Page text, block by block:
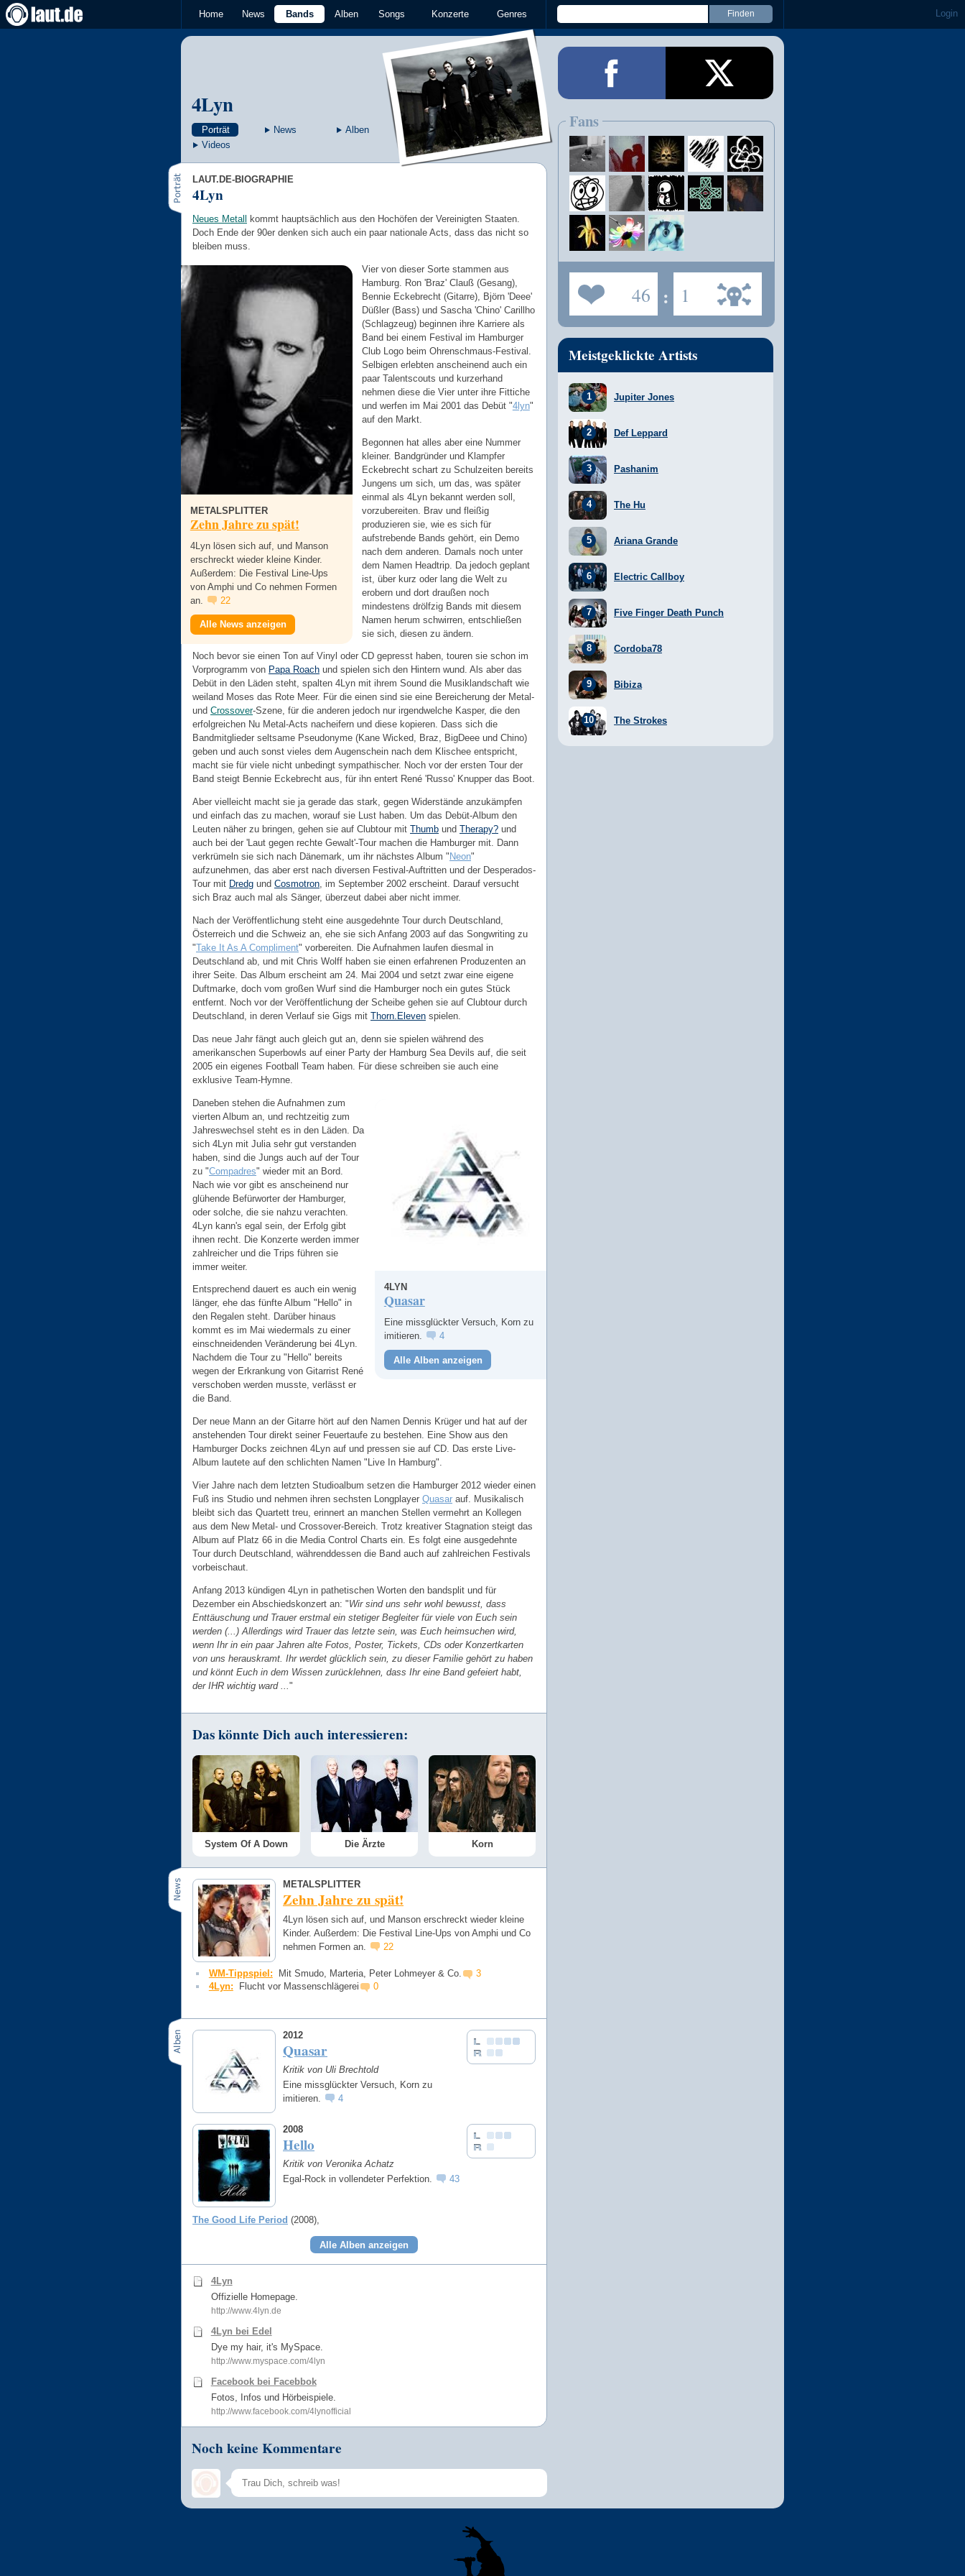
Home News Bands Alben Songs Konzerte Genres Login
4Lyn
Porträt News
Alben
Videos
LAUT.DE-BIOGRAPHIE
4Lyn
Neues Metall
kommt hauptsächlich aus den Hochöfen der Vereinigten Staaten.
Doch Ende der 90er denken sich auch ein paar nationale Acts, dass das nicht so
bleiben muss.
METALSPLITTER
Zehn Jahre zu spät!
4Lyn lösen sich auf, und Manson
erschreckt wieder kleine Kinder.
Außerdem: Die Festival Line-Ups
von Amphi und Co nehmen Formen
an.
22
Alle News anzeigen
Vier von dieser Sorte stammen aus
Hamburg. Ron 'Braz' Clauß (Gesang),
Bennie Eckebrecht (Gitarre), Björn 'Deee'
Düßler (Bass) und Sascha 'Chino' Carillho
(Schlagzeug) beginnen ihre Karriere als
Band bei einem Festival im Hamburger
Club Logo beim Ohrenschmaus-Festival.
Selbigen erlebten anscheinend auch ein
paar Talentscouts und kurzerhand
nehmen diese die Vier unter ihre Fittiche
und werfen im Mai 2001 das Debüt "4lyn"
auf den Markt.
Begonnen hat alles aber eine Nummer
kleiner. Bandgründer und Klampfer
Eckebrecht schart zu Schulzeiten bereits
Jungens um sich, um das, was später
einmal als 4Lyn bekannt werden soll,
vorzubereiten. Brav und fleißig
produzieren sie, wie es sich für
aufstrebende Bands gehört, ein Demo
nach dem anderen. Damals noch unter
dem Namen Headtrip. Da jedoch geplant
ist, über kurz oder lang die Welt zu
erobern und dort draußen noch
mindestens drölfzig Bands mit diesem
Namen herum schwirren, entschließen
sie sich, diesen zu ändern.
Noch bevor sie einen Ton auf Vinyl oder CD gepresst haben, touren sie schon im
Vorprogramm von Papa Roach und spielen sich den Hintern wund. Als aber das
Debüt in den Läden steht, spalten 4Lyn mit ihrem Sound die Musiklandschaft wie
weiland Moses das Rote Meer. Für die einen sind sie eine Bereicherung der Metal-
und Crossover-Szene, für die anderen jedoch nur irgendwelche Kasper, die den
erfolgreichen Nu Metal-Acts nacheifern und diese kopieren. Dass sich die
Bandmitglieder seltsame Pseudonyme (Kane Wicked, Braz, BigDeee und Chino)
geben und auch sonst vieles dem Augenschein nach dem Klischee entspricht,
macht sie für viele nicht unbedingt sympathischer. Noch vor der ersten Tour der
Band steigt Bennie Eckebrecht aus, für ihn entert René 'Russo' Knupper das Boot.
Aber vielleicht macht sie ja gerade das stark, gegen Widerstände anzukämpfen
und einfach das zu machen, worauf sie Lust haben. Um das Debüt-Album den
Leuten näher zu bringen, gehen sie auf Clubtour mit Thumb und Therapy? und
auch bei der 'Laut gegen rechte Gewalt'-Tour machen die Hamburger mit. Dann
verkrümeln sie sich nach Dänemark, um ihr nächstes Album " Neon"
aufzunehmen, das aber erst nach diversen Festival-Auftritten und der Desperados-
Tour mit Dredg und Cosmotron, im September 2002 erscheint. Darauf versucht
sich Braz auch mal als Sänger, überzeut dabei aber nicht immer.
Nach der Veröffentlichung steht eine ausgedehnte Tour durch Deutschland,
Österreich und die Schweiz an, ehe sie sich Anfang 2003 auf das Songwriting zu
"Take It As A Compliment" vorbereiten. Die Aufnahmen laufen diesmal in
Deutschland ab, und mit Chris Wolff haben sie einen erfahrenen Produzenten an
ihrer Seite. Das Album erscheint am 24. Mai 2004 und setzt zwar eine eigene
Duftmarke, doch vom großen Wurf sind die Hamburger noch ein gutes Stück
entfernt. Noch vor der Veröffentlichung der Scheibe gehen sie auf Clubtour durch
Deutschland, in deren Verlauf sie Gigs mit Thorn.Eleven spielen.
Das neue Jahr fängt auch gleich gut an, denn sie spielen während des
amerikanschen Superbowls auf einer Party der Hamburg Sea Devils auf, die seit
2005 ein eigenes Football Team haben. Für diese schreiben sie auch eine
exklusive Team-Hymne.
4LYN
Quasar
Eine missglückter Versuch, Korn zu
imitieren.
4
Alle Alben anzeigen
Daneben stehen die Aufnahmen zum
vierten Album an, und rechtzeitig zum
Jahreswechsel steht es in den Läden. Da
sich 4Lyn mit Julia sehr gut verstanden
haben, sind die Jungs auch auf der Tour
zu "Compadres" wieder mit an Bord.
Nach wie vor gibt es anscheinend nur
glühende Befürworter der Hamburger,
oder solche, die sie nahzu verachten.
4Lyn kann's egal sein, der Erfolg gibt
ihnen recht. Die Konzerte werden immer
zahlreicher und die Trips führen sie
immer weiter.
Entsprechend dauert es auch ein wenig
länger, ehe das fünfte Album "Hello" in
den Regalen steht. Darüber hinaus
kommt es im Mai wiedermals zu einer
einschneidenden Veränderung bei 4Lyn.
Nachdem die Tour zu "Hello" bereits
wegen der Erkrankung von Gitarrist René
verschoben werden musste, verlässt er
die Band.
Der neue Mann an der Gitarre hört auf den Namen Dennis Krüger und hat auf der
anstehenden Tour direkt seiner Feuertaufe zu bestehen. Eine Show aus den
Hamburger Docks zeichnen 4Lyn auf und pressen sie auf CD. Das erste Live-
Album lautete auf den schlichten Namen "Live In Hamburg".
Vier Jahre nach dem letzten Studioalbum setzen die Hamburger 2012 wieder einen
Fuß ins Studio und nehmen ihren sechsten Longplayer Quasar auf. Musikalisch
bleibt sich das Quartett treu, erinnert an manchen Stellen vermehrt an Kollegen
aus dem New Metal- und Crossover-Bereich. Trotz kreativer Stagnation steigt das
Album auf Platz 66 in die Media Control Charts ein. Es folgt eine ausgedehnte
Tour durch Deutschland, währenddessen die Band auch auf zahlreichen Festivals
vorbeischaut.
Anfang 2013 kündigen 4Lyn in pathetischen Worten den bandsplit und für
Dezember ein Abschiedskonzert an: "Wir sind uns sehr wohl bewusst, dass
Enttäuschung und Trauer erstmal ein stetiger Begleiter für viele von Euch sein
werden (...) Allerdings wird Trauer das letzte sein, was Euch heimsuchen wird,
wenn Ihr in ein paar Jahren alte Fotos, Poster, Tickets, CDs oder Konzertkarten
von uns herauskramt. Ihr werdet glücklich sein, zu dieser Familie gehört zu haben
und könnt Euch in dem Wissen zurücklehnen, dass Ihr eine Band gefeiert habt,
der IHR wichtig ward ... "
Das könnte Dich auch interessieren:
System Of A Down Die Ärzte Korn
METALSPLITTER
Zehn Jahre zu spät!
4Lyn lösen sich auf, und Manson erschreckt wieder kleine
Kinder. Außerdem: Die Festival Line-Ups von Amphi und Co
nehmen Formen an.
22
WM-Tippspiel: Mit Smudo, Marteria, Peter Lohmeyer & Co.
3
4Lyn:
Flucht vor Massenschlägerei 0
2012
Quasar
Kritik von Uli Brechtold
Eine missglückter Versuch, Korn zu
imitieren.
4
2008
Hello
Kritik von Veronika Achatz
Egal-Rock in vollendeter Perfektion.
43
The Good Life Period (2008)
Alle Alben anzeigen
4Lyn
Offizielle Homepage.
http://www.4lyn.de
4Lyn bei Edel
Dye my hair, it's MySpace.
http://www.myspace.com/4lyn
Facebook bei Facebbok
Fotos, Infos und Hörbeispiele.
http://www.facebook.com/4lynofficial
Noch keine Kommentare
Speichern
Fans
46 : 1
Meistgeklickte Artists
Jupiter Jones
Def Leppard
Pashanim
The Hu
Ariana Grande
Electric Callboy
Five Finger Death Punch
Cordoba78
Bibiza
The Strokes